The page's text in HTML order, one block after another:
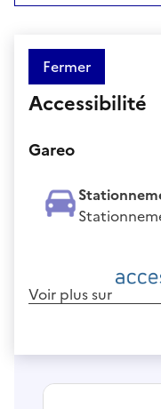
Fermer
Accessibilité
Gareo
Voir plus sur